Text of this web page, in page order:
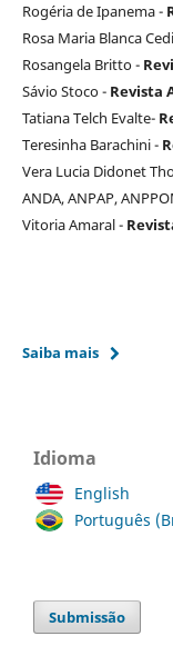
Rogéria de Ipanema -
Rosa Maria Blanca
Rosangela Britto -
Sávio Stoco - Revista
Tatiana Telch Evalte-
Teresinha Barachini -
Vera Lucia Didonet
ANDA, ANPAP,
Vitoria Amaral -
Saiba mais
Idioma
English
Português
Submissão